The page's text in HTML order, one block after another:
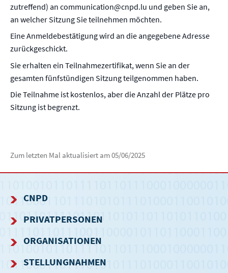
zutreffend) an communication@cnpd.lu und geben Sie an,
an welcher Sitzung Sie teilnehmen möchten.
Eine Anmeldebestätigung wird an die angegebene Adresse
zurückgeschickt.
Sie erhalten ein Teilnahmezertifikat, wenn Sie an der
gesamten fünfstündigen Sitzung teilgenommen haben.
Die Teilnahme ist kostenlos, aber die Anzahl der Plätze pro
Sitzung ist begrenzt.
Zum letzten Mal aktualisiert am05/06/2025
NAVIGATIONSMENÜ
CNPD
PRIVATPERSONEN
ORGANISATIONEN
STELLUNGNAHMEN